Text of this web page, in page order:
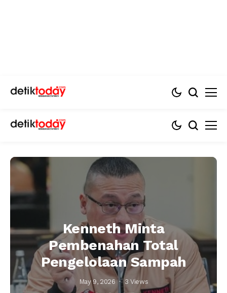
Kenneth Minta
Pembenahan Total
Pengelolaan Sampah
May 9, 2026 3 Views